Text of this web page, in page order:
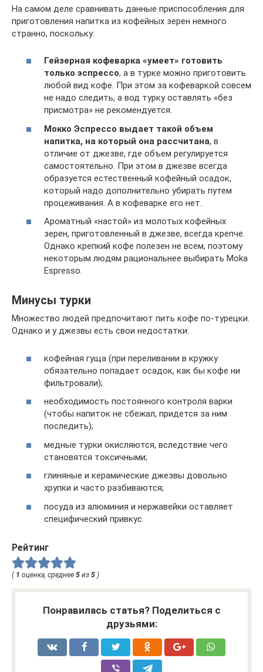
На самом деле сравнивать данные приспособления для
приготовления напитка из кофейных зерен немного
странно, поскольку:
Гейзерная кофеварка «умеет» готовить
только эспрессо, а в турке можно приготовить
любой вид кофе. При этом за кофеваркой совсем
не надо следить, а вод турку оставлять «без
присмотра» не рекомендуется.
Мокко Эспрессо выдает такой объем
напитка, на который она рассчитана, в
отличие от джезве, где объем регулируется
самостоятельно. При этом в джезве всегда
образуется естественный кофейный осадок,
который надо дополнительно убирать путем
процеживания. А в кофеварке его нет.
Ароматный «настой» из молотых кофейных
зерен, приготовленный в джезве, всегда крепче.
Однако крепкий кофе полезен не всем, поэтому
некоторым людям рациональнее выбирать Moka
Espresso.
Минусы турки
Множество людей предпочитают пить кофе по-турецки.
Однако и у джезвы есть свои недостатки:
кофейная гуща (при переливании в кружку
обязательно попадает осадок, как бы кофе ни
фильтровали);
необходимость постоянного контроля варки
(чтобы напиток не сбежал, придется за ним
последить);
медные турки окисляются, вследствие чего
становятся токсичными;
глиняные и керамические джезвы довольно
хрупки и часто разбиваются;
посуда из алюминия и нержавейки оставляет
специфический привкус.
Рейтинг
( 1 оценка, среднее 5 из 5 )
Понравилась статья? Поделиться с
друзьями: